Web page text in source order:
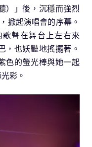
）」後，沉穩而強烈
掀起演唱會的序幕。
聲在舞台上左右來
，也妖豔地搖擺著。
色的螢光棒與她一起
彩。